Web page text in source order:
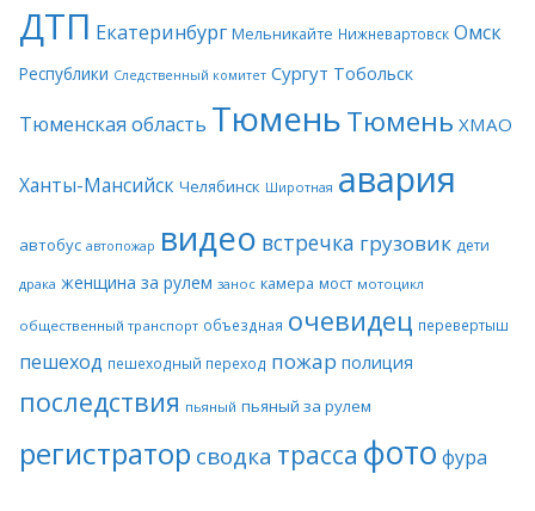
ДТП Екатеринбург Мельникайте Нижневартовск Омск
Республики Следственный комитет Сургут Тобольск
Тюменская область ТюменьТюмень ХМАО
Ханты-Мансийск Челябинск Широтная авария
автобус автопожар видео встречка грузовик дети
драка женщина за рулем занос камера мост мотоцикл
общественный транспорт объездная очевидец перевертыш
пешеход пешеходный переход пожар полиция
последствия пьяный пьяный за рулем
регистратор сводка трасса фото фура